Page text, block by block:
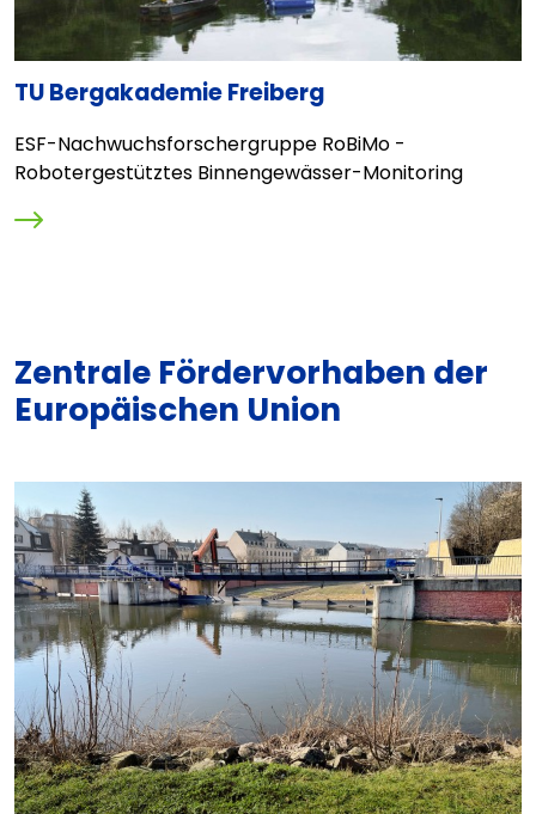
TU Bergakademie Freiberg
ESF-Nachwuchsforschergruppe RoBiMo -
Robotergestütztes Binnengewässer-Monitoring
Zentrale Fördervorhaben der
Europäischen Union